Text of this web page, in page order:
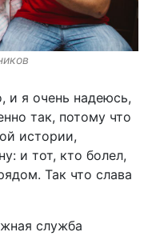
и я очень надеюсь,
так, потому что
истории,
и тот, кто болел,
Так что слава
служба